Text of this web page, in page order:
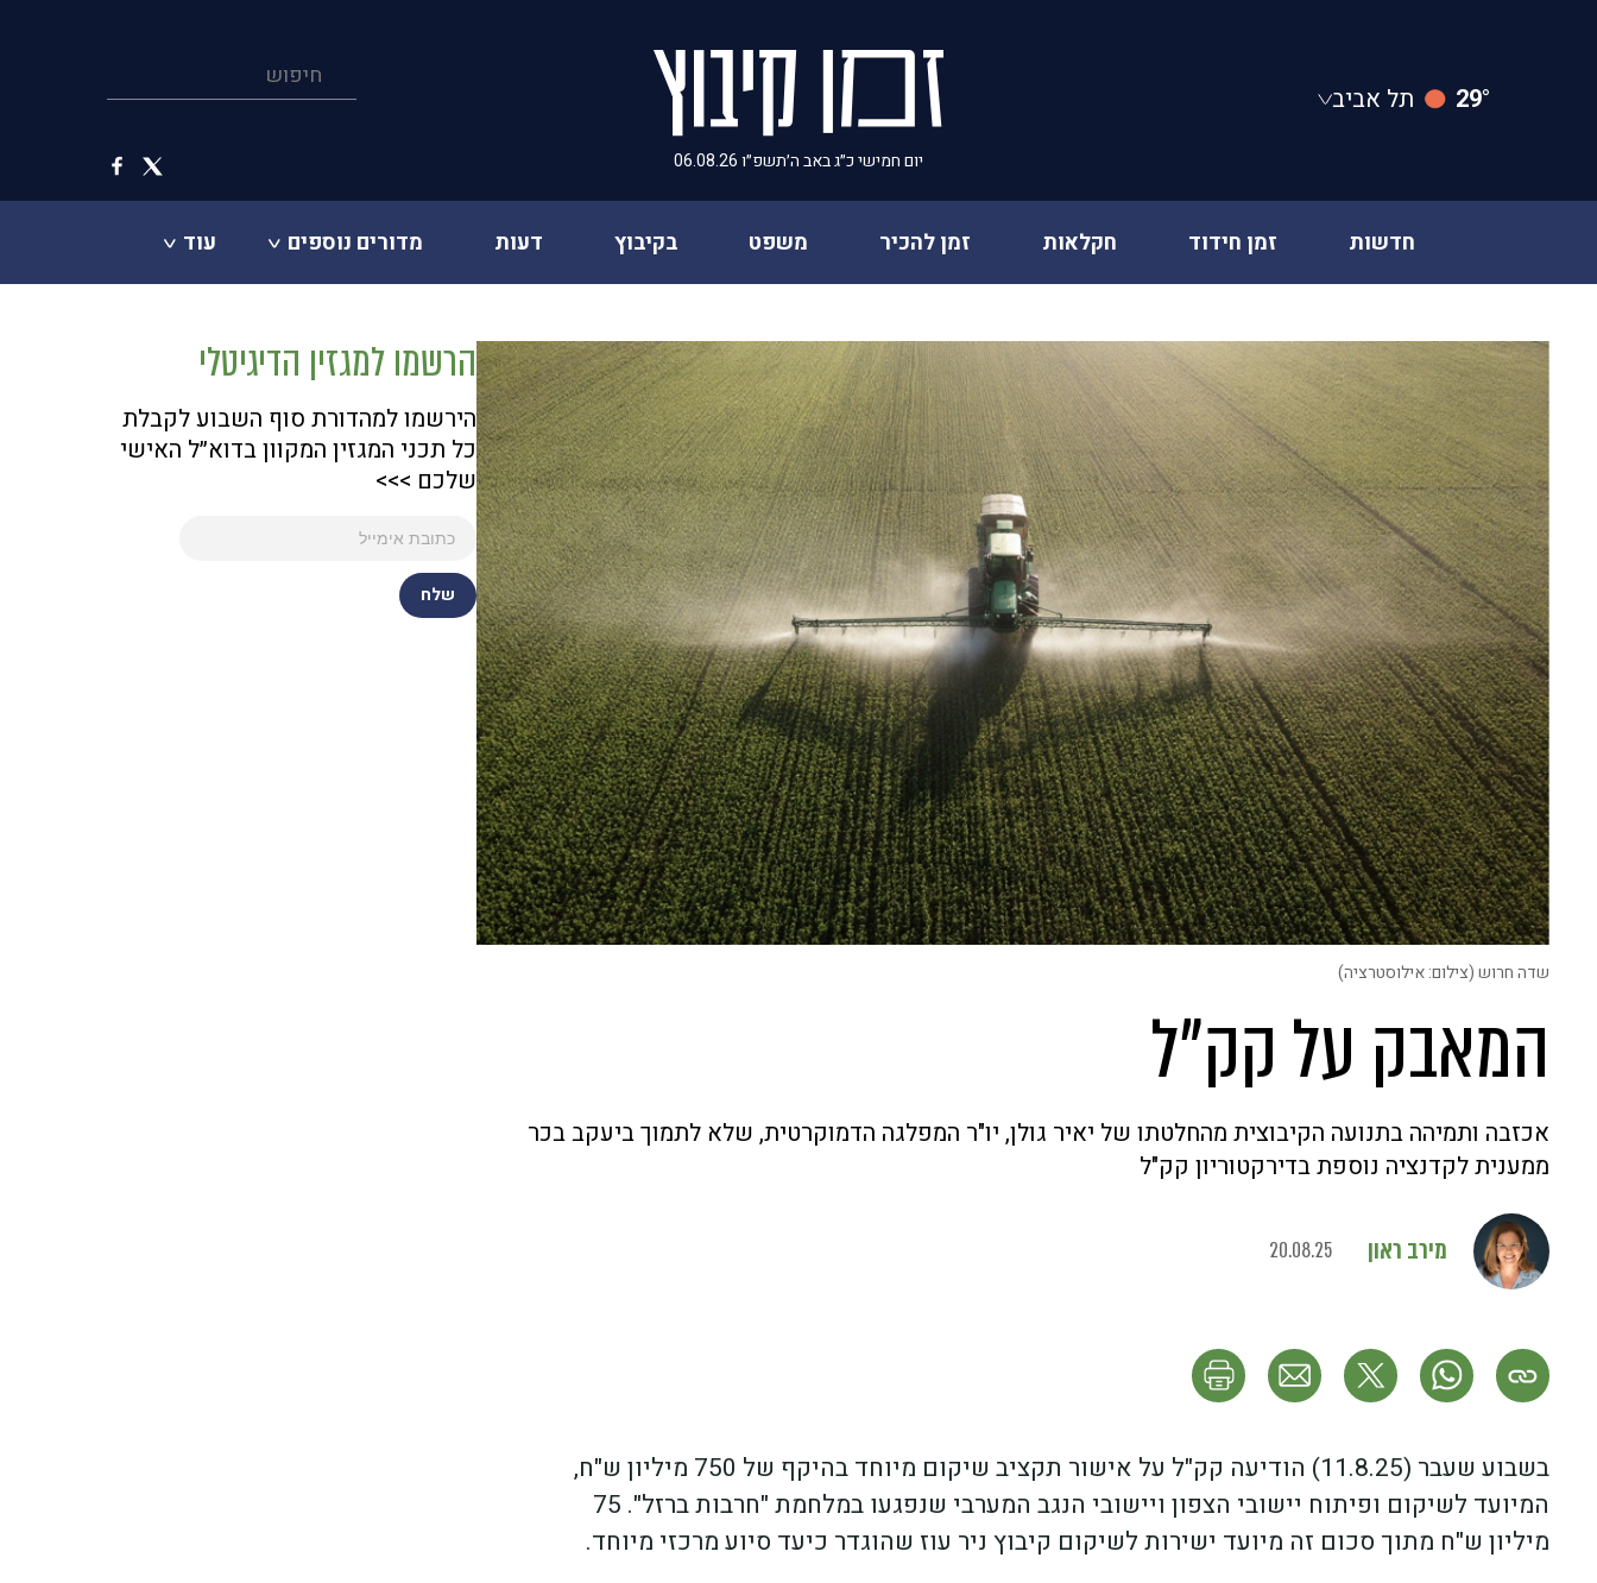
29° תל אביב
יום חמישי כ״ג באב ה׳תשפ״ו 06.08.26
חדשות זמן חידוד חקלאות זמן להכיר משפט בקיבוץ דעות מדורים נוספים עוד
content
שדה חרוש (צילום: אילוסטרציה)
המאבק על קק"ל
אכזבה ותמיהה בתנועה הקיבוצית מהחלטתו של יאיר גולן, יו"ר המפלגה הדמוקרטית, שלא לתמוך ביעקב בכר
ממענית לקדנציה נוספת בדירקטוריון קק"ל
מירב ראון 20.08.25
בשבוע שעבר (11.8.25) הודיעה קק"ל על אישור תקציב שיקום מיוחד בהיקף של 750 מיליון ש"ח,
המיועד לשיקום ופיתוח יישובי הצפון ויישובי הנגב המערבי שנפגעו במלחמת "חרבות ברזל". 75
מיליון ש"ח מתוך סכום זה מיועד ישירות לשיקום קיבוץ ניר עוז שהוגדר כיעד סיוע מרכזי מיוחד.
הרשמו למגזין הדיגיטלי
הירשמו למהדורת סוף השבוע לקבלת
כל תכני המגזין המקוון בדוא״ל האישי
שלכם >>>